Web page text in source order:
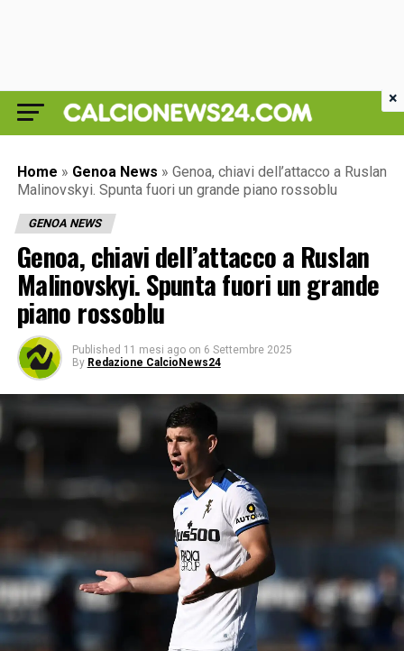
Home » Genoa News » Genoa, chiavi dell’attacco a Ruslan
Malinovskyi. Spunta fuori un grande piano rossoblu
GENOA NEWS
Genoa, chiavi dell’attacco a Ruslan
Malinovskyi. Spunta fuori un grande
piano rossoblu
Published 11 mesi ago on 6 Settembre 2025
By Redazione CalcioNews24
×